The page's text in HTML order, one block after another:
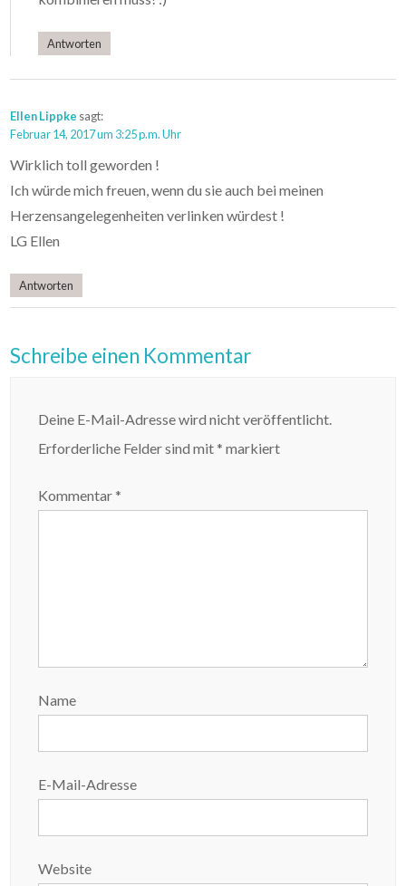
Antworten
Ellen Lippke sagt:
Februar 14, 2017 um 3:25 p.m. Uhr
Wirklich toll geworden !
Ich würde mich freuen, wenn du sie auch bei meinen
Herzensangelegenheiten verlinken würdest !
LG Ellen
Antworten
Schreibe einen Kommentar
Deine E-Mail-Adresse wird nicht veröffentlicht.
Erforderliche Felder sind mit* markiert
Kommentar*
Name
E-Mail-Adresse
Website